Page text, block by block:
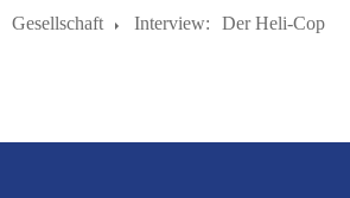
Gesellschaft
Interview: Der Heli-Cop